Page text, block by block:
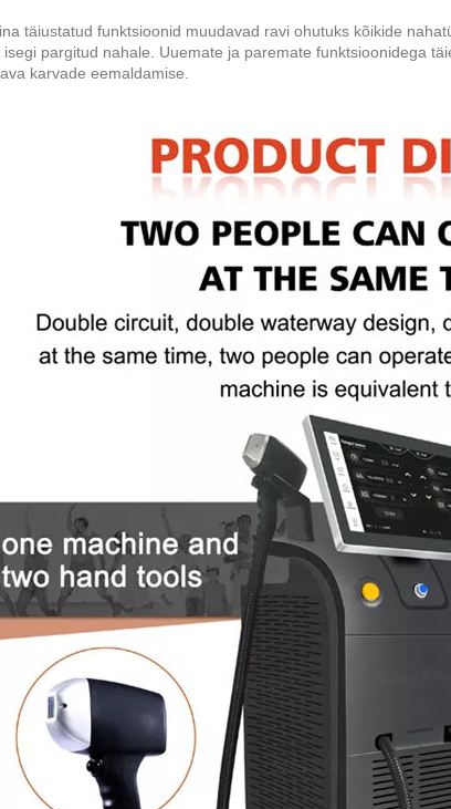
täiustatud funktsioonid muudavad ravi ohutuks kõikide
isegi pargitud nahale. Uuemate ja paremate funktsioonidega
karvade eemaldamise.